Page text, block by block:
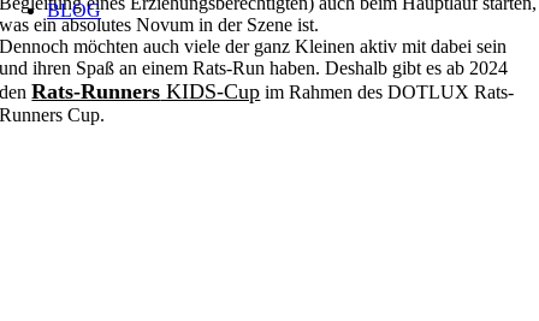
BLOG
was ein absolutes Novum in der Szene ist.
Dennoch möchten auch viele der ganz Kleinen aktiv mit dabei sein
und ihren Spaß an einem Rats-Run haben. Deshalb gibt es ab 2024
denRats-Runners KIDS-Cup im Rahmen des DOTLUX Rats-
Runners Cup.